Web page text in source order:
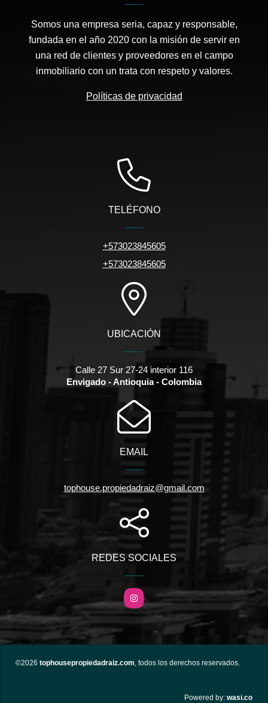
Somos una empresa seria, capaz y responsable,
fundada en el año 2020 con la misión de servir en
una red de clientes y proveedores en el campo
inmobiliario con un trata con respeto y valores.
Políticas de privacidad
TELÉFONO
+573023845605
+573023845605
UBICACIÓN
Calle 27 Sur 27-24 interior 116
Envigado - Antioquia - Colombia
EMAIL
tophouse.propiedadraiz@gmail.com
REDES SOCIALES
Instagram
©2026 tophousepropiedadraiz.com, todos los derechos reservados.
Powered by: wasi.co